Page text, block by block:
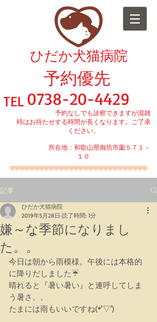
​ひだか犬猫病院
0738-20-4429
予約なしでも診察できますが混雑
時はお待たせする時間が長くなります。ご了承
ください。
所在地：和歌山県御坊市薗５７１－
１０
予約優先
TEL
記事
嫌～な季節になりまし
た。。
ひだか犬猫病院
2019年5月28日 読了時間: 1分
今日は朝から雨模様。午後には本格的
に降りだしました☔
晴れると『暑い暑い』と連呼してしま
う暑さ。。
たまには雨もいいですね(*'▽')